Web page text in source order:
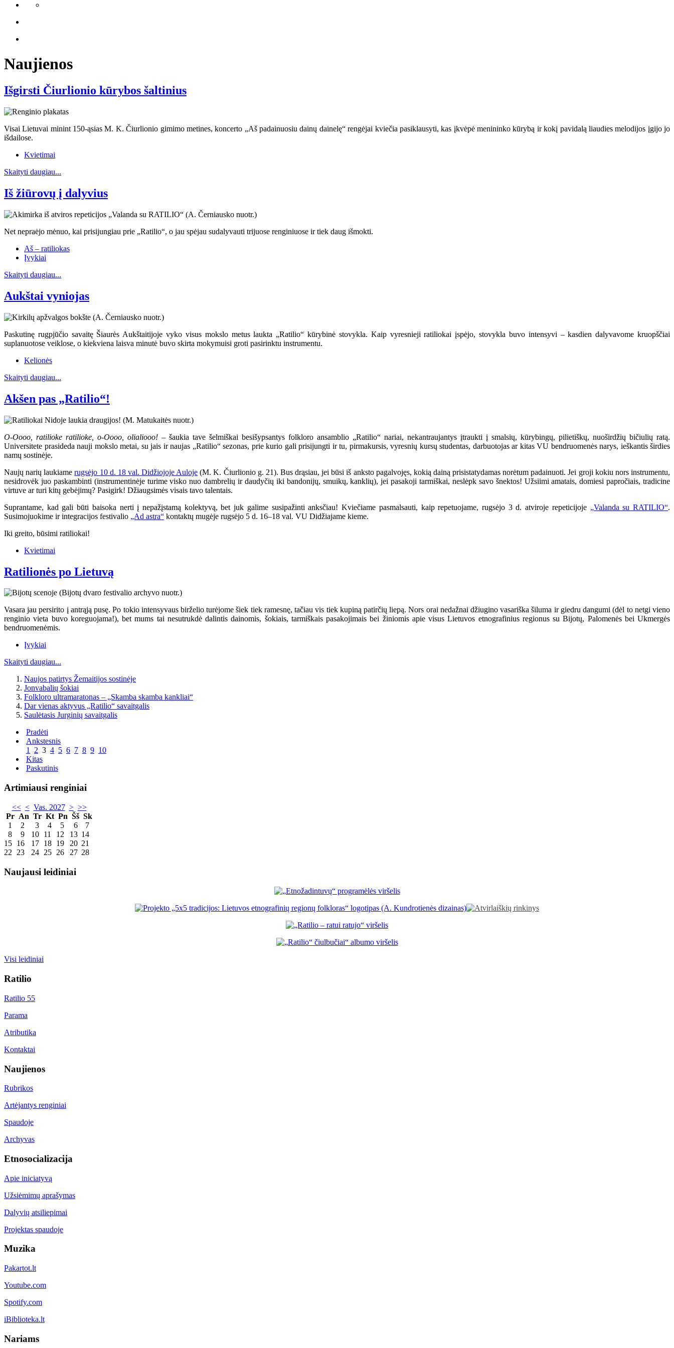
Naujienos
Išgirsti Čiurlionio kūrybos šaltinius
Visai Lietuvai minint 150-ąsias M. K. Čiurlionio gimimo metines, koncerto „Aš padainuosiu dainų dainelę“ rengėjai kviečia pasiklausyti, kas įkvėpė menininko kūrybą ir kokį pavidalą liaudies melodijos įgijo jo
išdailose.
Kvietimai
Skaityti daugiau...
Iš žiūrovų į dalyvius
Net nepraėjo mėnuo, kai prisijungiau prie „Ratilio“, o jau spėjau sudalyvauti trijuose renginiuose ir tiek daug išmokti.
Aš – ratiliokas
Įvykiai
Skaityti daugiau...
Aukštai vyniojas
Paskutinę rugpjūčio savaitę Šiaurės Aukštaitijoje vyko visus mokslo metus laukta „Ratilio“ kūrybinė stovykla. Kaip vyresnieji ratiliokai įspėjo, stovykla buvo intensyvi – kasdien dalyvavome kruopščiai
suplanuotose veiklose, o kiekviena laisva minutė buvo skirta mokymuisi groti pasirinktu instrumentu.
Kelionės
Skaityti daugiau...
Akšen pas „Ratilio“!
O-Oooo, ratilioke ratilioke, o-Oooo, olialiooo! – šaukia tave šelmiškai besišypsantys folkloro ansamblio „Ratilio“ nariai, nekantraujantys įtraukti į smalsių, kūrybingų, pilietiškų, nuoširdžių bičiulių ratą.
Universitete prasideda nauji mokslo metai, su jais ir naujas „Ratilio“ sezonas, prie kurio gali prisijungti ir tu, pirmakursis, vyresnių kursų studentas, darbuotojas ar kitas VU bendruomenės narys, ieškantis širdies
namų sostinėje.
Naujų narių laukiamerugsėjo 10 d. 18 val. Didžiojoje Auloje (M. K. Čiurlionio g. 21). Bus drąsiau, jei būsi iš anksto pagalvojęs, kokią dainą prisistatydamas norėtum padainuoti. Jei groji kokiu nors instrumentu,
nesidrovėk juo paskambinti (instrumentinėje turime visko nuo dambrelių ir daudyčių iki bandonijų, smuikų, kanklių), jei pasakoji tarmiškai, neslėpk savo šnektos! Užsiimi amatais, domiesi papročiais, tradicine
virtuve ar turi kitų gebėjimų? Pasigirk! Džiaugsimės visais tavo talentais.
Suprantame, kad gali būti baisoka nerti į nepažįstamą kolektyvą, bet juk galime susipažinti anksčiau! Kviečiame pasmalsauti, kaip repetuojame, rugsėjo 3 d. atviroje repeticijoje „Valanda su RATILIO“.
Susimojuokime ir integracijos festivalio „Ad astra“ kontaktų mugėje rugsėjo 5 d. 16–18 val. VU Didžiajame kieme.
Iki greito, būsimi ratiliokai!
Kvietimai
Ratilionės po Lietuvą
Vasara jau persirito į antrąją pusę. Po tokio intensyvaus birželio turėjome šiek tiek ramesnę, tačiau vis tiek kupiną patirčių liepą. Nors orai nedažnai džiugino vasariška šiluma ir giedru dangumi (dėl to netgi vieno
renginio vieta buvo koreguojama!), bet mums tai nesutrukdė dalintis dainomis, šokiais, tarmiškais pasakojimais bei žiniomis apie visus Lietuvos etnografinius regionus su Bijotų, Palomenės bei Ukmergės
bendruomenėmis.
Įvykiai
Skaityti daugiau...
Naujos patirtys Žemaitijos sostinėje
Jonvabalių šokiai
Folkloro ultramaratonas – „Skamba skamba kankliai“
Dar vienas aktyvus „Ratilio“ savaitgalis
Saulėtasis Jurginių savaitgalis
Pradėti
Ankstesnis
1 2 3 4 5 6 7 8 9 10
Kitas
Paskutinis
Artimiausi renginiai
<< < Vas. 2027 > >>
Pr An Tr Kt Pn Šš Sk
1
2 3 4 5 6
7
8
9 10 11 12 13 14
15 16 17 18 19 20 21
22
23 24 25 26 27 28
Naujausi leidiniai
Visi leidiniai
Ratilio
Ratilio 55
Parama
Atributika
Kontaktai
Naujienos
Rubrikos
Artėjantys renginiai
Spaudoje
Archyvas
Etnosocializacija
Apie iniciatyvą
Užsiėmimų aprašymas
Dalyvių atsiliepimai
Projektas spaudoje
Muzika
Pakartot.lt
Youtube.com
Spotify.com
iBiblioteka.lt
Nariams